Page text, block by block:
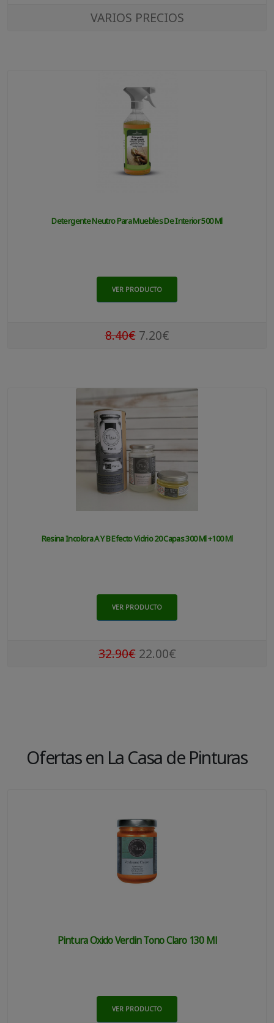
VARIOS PRECIOS
Detergente Neutro Para Muebles De Interior 500 Ml
VER PRODUCTO
8.40€7.20€
Resina Incolora A Y B Efecto Vidrio 20 Capas 300 Ml +100 Ml
VER PRODUCTO
32.90€22.00€
Ofertas en La Casa de Pinturas
Pintura Oxido Verdin Tono Claro 130 Ml
VER PRODUCTO